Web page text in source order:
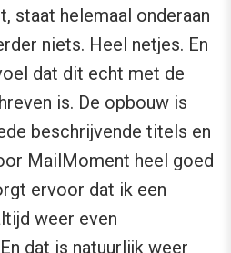
staat helemaal onderaan
niets. Heel netjes. En
dat dit echt met de
is. De opbouw is
beschrijvende titels en
MailMoment heel goed
ervoor dat ik een
weer even
dat is natuurlijk weer